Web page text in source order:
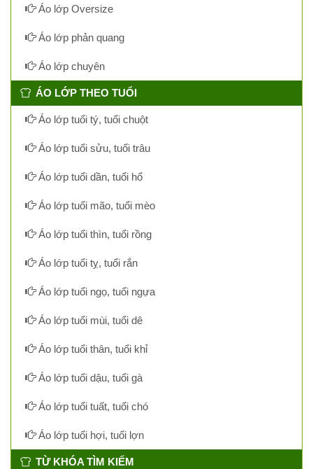
Áo lớp Oversize
Áo lớp phản quang
Áo lớp chuyên
ÁO LỚP THEO TUỔI
Áo lớp tuổi tý, tuổi chuột
Áo lớp tuổi sửu, tuổi trâu
Áo lớp tuổi dần, tuổi hổ
Áo lớp tuổi mão, tuổi mèo
Áo lớp tuổi thìn, tuổi rồng
Áo lớp tuổi tỵ, tuổi rắn
Áo lớp tuổi ngọ, tuổi ngựa
Áo lớp tuổi mùi, tuổi dê
Áo lớp tuổi thân, tuổi khỉ
Áo lớp tuổi dậu, tuổi gà
Áo lớp tuổi tuất, tuổi chó
Áo lớp tuổi hợi, tuổi lợn
TỪ KHÓA TÌM KIẾM